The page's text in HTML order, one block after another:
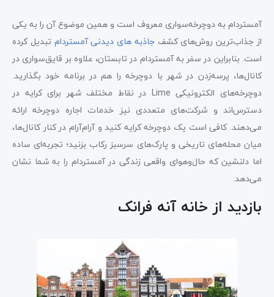
آمستردام به دوچرخه‌سواری معروف است و همین موضوع آن را به یکی
از جذاب‌ترین روش‌های کشف جاذبه های دیدنی آمستردام تبدیل کرده
است. بنابراین در سفر به آمستردام در تابستان، علاوه بر قایق‌سواری در
کانال‌ها، پرسه‌زدن در شهر با دوچرخه را هم در برنامه خود بگذارید.
دوچرخه‌های الکترونیکی Lime در نقاط مختلف شهر برای کرایه در
دسترس‌اند و شرکت‌های متعددی نیز خدمات اجاره دوچرخه ارائه
می‌دهند. کافی است یک دوچرخه کرایه کنید و آرام‌آرام در کنار کانال‌ها،
میان محله‌های تاریخی و پارک‌های سرسبز رکاب بزنید؛ تجربه‌ای ساده
اما دلنشین که حال‌وهوای واقعی زندگی در آمستردام را به شما نشان
می‌دهد.
بازدید از خانه آنه فرانک